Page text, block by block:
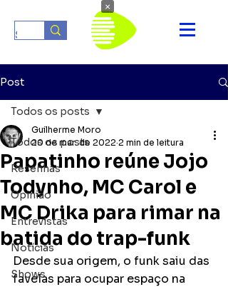
Post
Todos os posts
Resenhas
Opinião
Entrevistas
Notícias
Shows
Todos os posts
Papatinho reúne Jojo
Todynho, MC Carol e
MC Drika para rimar na
batida do trap-funk
Guilherme Moro
20 de mar. de 2022 2 min de leitura
Desde sua origem, o funk saiu das
favelas para ocupar espaço na
×